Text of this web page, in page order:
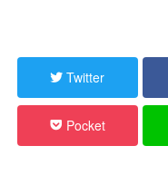
Twitter
Pocket